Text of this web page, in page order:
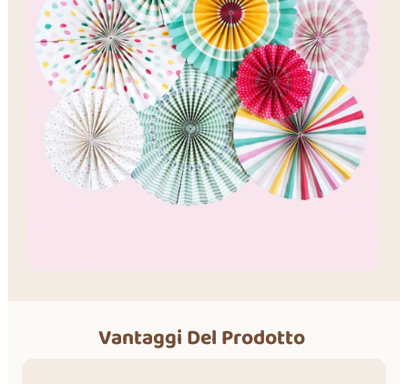
Vantaggi Del Prodotto